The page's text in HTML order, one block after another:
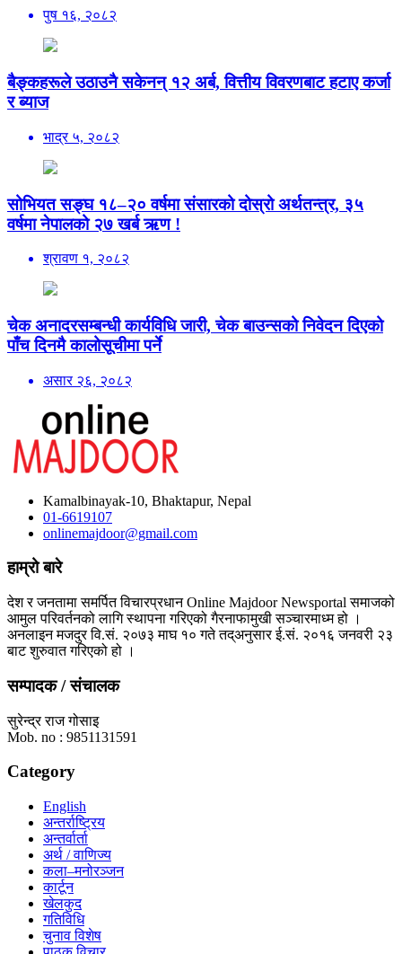
पुष १६, २०८२
बैङ्कहरूले उठाउनै सकेनन् १२ अर्ब, वित्तीय विवरणबाट हटाए कर्जा
र ब्याज
भाद्र ५, २०८२
सोभियत सङ्घ १८–२० वर्षमा संसारको दोस्रो अर्थतन्त्र, ३५
वर्षमा नेपालको २७ खर्ब ऋण !
श्रावण १, २०८२
चेक अनादरसम्बन्धी कार्यविधि जारी, चेक बाउन्सको निवेदन दिएको
पाँच दिनमै कालोसूचीमा पर्ने
असार २६, २०८२
Kamalbinayak-10, Bhaktapur, Nepal
01-6619107
onlinemajdoor@gmail.com
हाम्रो बारे
देश र जनतामा समर्पित विचारप्रधान Online Majdoor Newsportal समाजको
आमुल परिवर्तनको लागि स्थापना गरिएको गैरनाफामुखी सञ्चारमाध्म हो ।
अनलाइन मजदुर वि.सं. २०७३ माघ १० गते तद्अनुसार ई.सं. २०१६ जनवरी २३
बाट शुरुवात गरिएको हो ।
सम्पादक / संचालक
सुरेन्द्र राज गोसाइ
Mob. no : 9851131591
Category
English
अन्तर्राष्ट्रिय
अन्तर्वार्ता
अर्थ / वाणिज्य
कला–मनोरञ्जन
कार्टून
खेलकुद
गतिविधि
चुनाव विशेष